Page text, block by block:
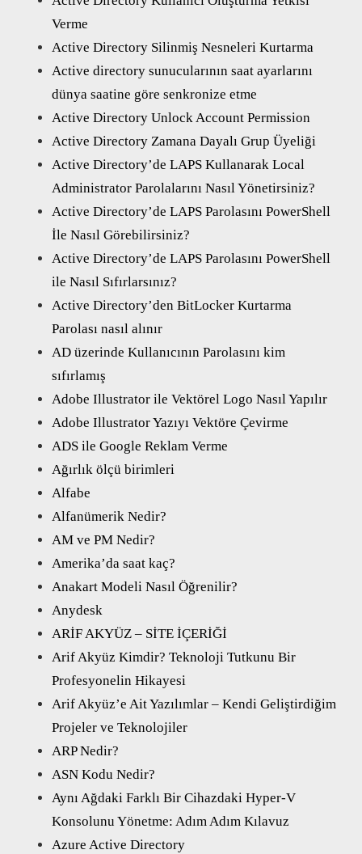
Verme
Active Directory Silinmiş Nesneleri Kurtarma
Active directory sunucularının saat ayarlarını
dünya saatine göre senkronize etme
Active Directory Unlock Account Permission
Active Directory Zamana Dayalı Grup Üyeliği
Active Directory’de LAPS Kullanarak Local
Administrator Parolalarını Nasıl Yönetirsiniz?
Active Directory’de LAPS Parolasını PowerShell
İle Nasıl Görebilirsiniz?
Active Directory’de LAPS Parolasını PowerShell
ile Nasıl Sıfırlarsınız?
Active Directory’den BitLocker Kurtarma
Parolası nasıl alınır
AD üzerinde Kullanıcının Parolasını kim
sıfırlamış
Adobe Illustrator ile Vektörel Logo Nasıl Yapılır
Adobe Illustrator Yazıyı Vektöre Çevirme
ADS ile Google Reklam Verme
Ağırlık ölçü birimleri
Alfabe
Alfanümerik Nedir?
AM ve PM Nedir?
Amerika’da saat kaç?
Anakart Modeli Nasıl Öğrenilir?
Anydesk
ARİF AKYÜZ – SİTE İÇERİĞİ
Arif Akyüz Kimdir? Teknoloji Tutkunu Bir
Profesyonelin Hikayesi
Arif Akyüz’e Ait Yazılımlar – Kendi Geliştirdiğim
Projeler ve Teknolojiler
ARP Nedir?
ASN Kodu Nedir?
Aynı Ağdaki Farklı Bir Cihazdaki Hyper-V
Konsolunu Yönetme: Adım Adım Kılavuz
Azure Active Directory